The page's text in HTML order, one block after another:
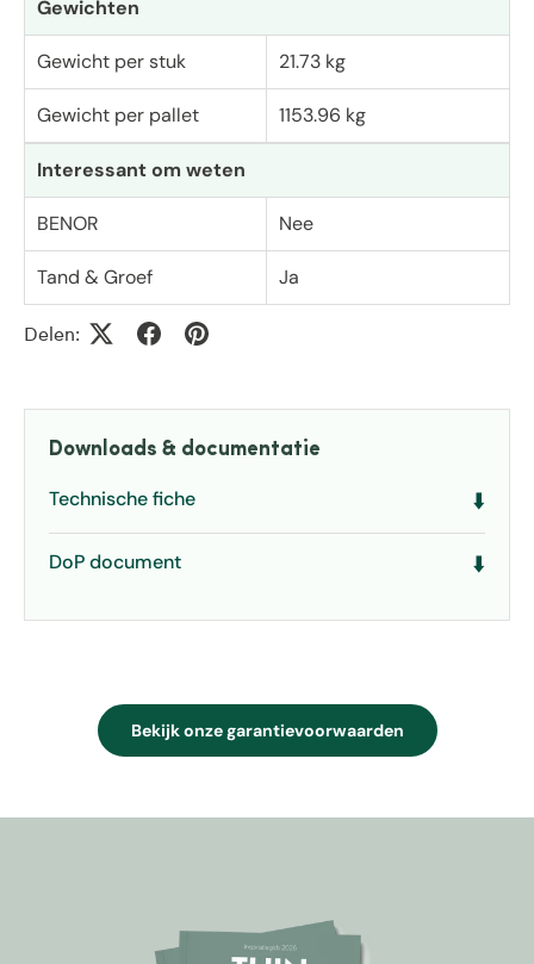
Gewichten
Gewicht per stuk 21.73 kg
Gewicht per pallet 1153.96 kg
Interessant om weten
BENOR Nee
Tand & Groef Ja
Delen:
Downloads & documentatie
Technische fiche ⬇️
DoP document ⬇️
Bekijk onze garantievoorwaarden